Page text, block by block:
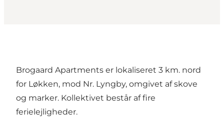
Brogaard Apartments er lokaliseret 3 km. nord
for Løkken, mod Nr. Lyngby, omgivet af skove
og marker. Kollektivet består af fire
ferielejligheder.